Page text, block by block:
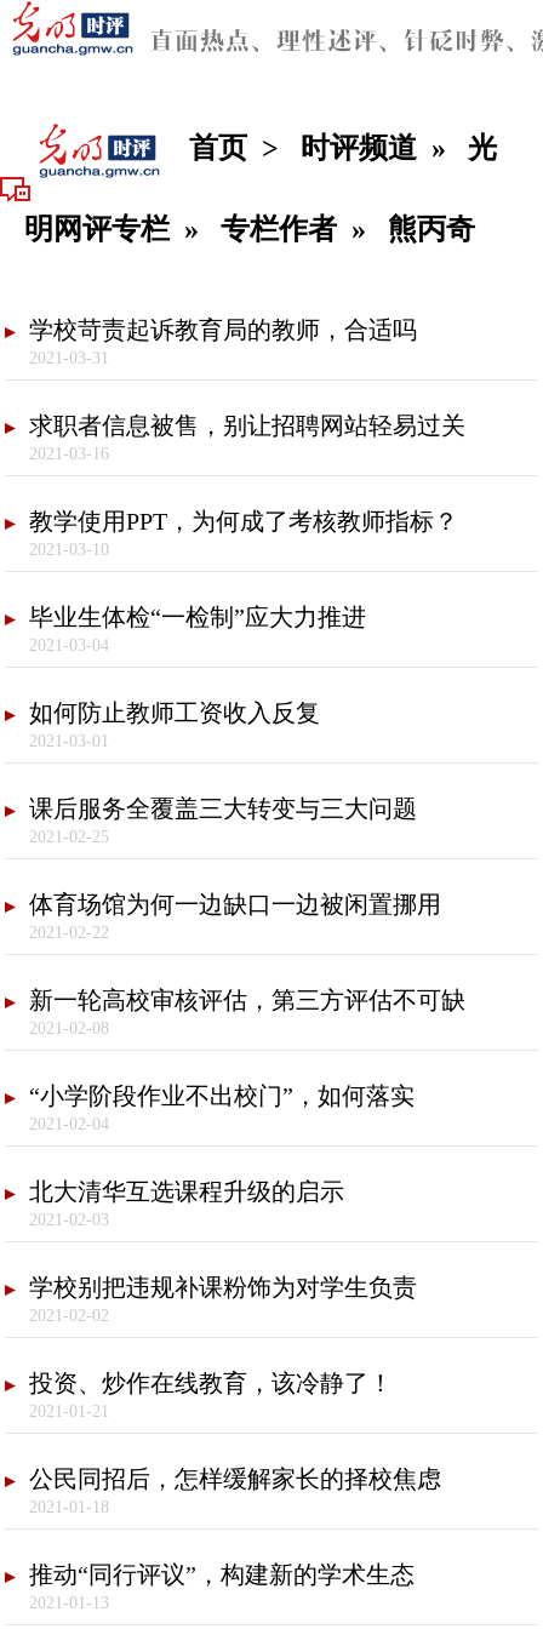
首页 > 时评频道 » 光
明网评专栏 » 专栏作者 » 熊丙奇
学校苛责起诉教育局的教师，合适吗
2021-03-31
求职者信息被售，别让招聘网站轻易过关
2021-03-16
教学使用PPT，为何成了考核教师指标？
2021-03-10
毕业生体检“一检制”应大力推进
2021-03-04
如何防止教师工资收入反复
2021-03-01
课后服务全覆盖三大转变与三大问题
2021-02-25
体育场馆为何一边缺口一边被闲置挪用
2021-02-22
新一轮高校审核评估，第三方评估不可缺
2021-02-08
“小学阶段作业不出校门”，如何落实
2021-02-04
北大清华互选课程升级的启示
2021-02-03
学校别把违规补课粉饰为对学生负责
2021-02-02
投资、炒作在线教育，该冷静了！
2021-01-21
公民同招后，怎样缓解家长的择校焦虑
2021-01-18
推动“同行评议”，构建新的学术生态
2021-01-13